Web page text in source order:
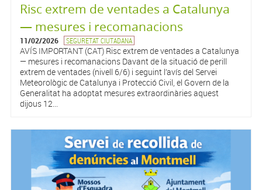
Risc extrem de ventades a Catalunya
— mesures i recomanacions
11/02/2026 SEGURETAT CIUTADANA
AVÍS IMPORTANT (CAT) Risc extrem de ventades a Catalunya
— mesures i recomanacions Davant de la situació de perill
extrem de ventades (nivell 6/6) i seguint l’avís del Servei
Meteorològic de Catalunya i Protecció Civil, el Govern de la
Generalitat ha adoptat mesures extraordinàries aquest
dijous 12...